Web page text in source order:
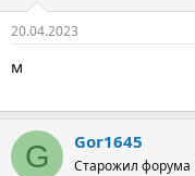
20.04.2023
м
G Gor1645
Старожил форума